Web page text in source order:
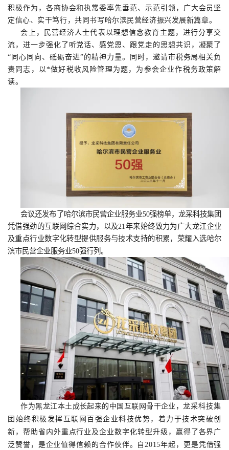
积极作为，各商协会和执常委率先垂范、示范引领，广大会员坚
定信心、实干笃行，共同书写哈尔滨民营经济振兴发展新篇章。
会上，民营经济人士代表以理想信念教育主题，进行分享交
流，进一步强化了听党话、感党恩、跟党走的思想共识，凝聚了
“同心同向、砥砺奋进”的精神力量。同时，邀请市税务局相关负
责同志，以*做好税收风险管理为题，为参会企业作税务政策解
读。
会议还发布了哈尔滨市民营企业服务业50强榜单，龙采科技集团
凭借强劲的互联网综合实力，以及21年来始终致力为广大龙江企业
及重点行业数字化转型提供服务与技术支持的积累，荣耀入选哈尔
滨市民营企业服务业50强行列。
作为黑龙江本土成长起来的中国互联网骨干企业，龙采科技集
团始终积极发挥互联网百强企业科技优势，着力于技术突破创
新，帮助省内外重点行业及企业数字化转型升级，赢得了各界广
泛赞誉，是企业值得信赖的合作伙伴。自2015年起，更是凭借强